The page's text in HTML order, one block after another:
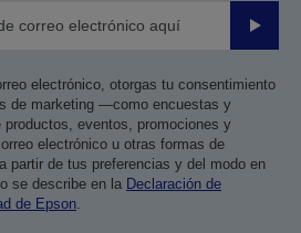
Enviar
electrónico, otorgas tu consentimiento
de marketing —como encuestas y
eventos, promociones y
electrónico u otras formas de
partir de tus preferencias y del modo en
se describe en la Declaración de
de Epson.